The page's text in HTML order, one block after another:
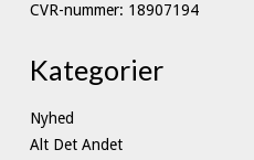
CVR-nummer: 18907194
Kategorier
Nyhed
Alt Det Andet